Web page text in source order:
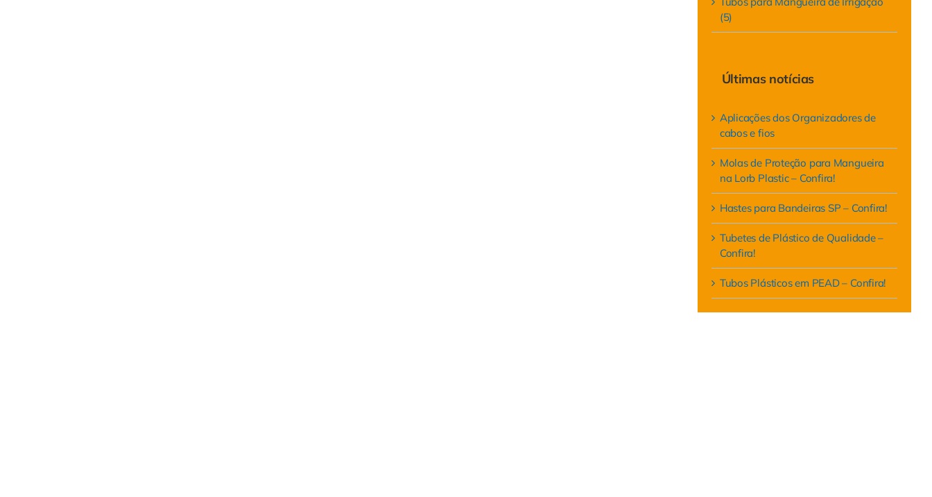
(5)
Últimas notícias
Aplicações dos Organizadores de
cabos e fios
Molas de Proteção para Mangueira
na Lorb Plastic – Confira!
Hastes para Bandeiras SP – Confira!
Tubetes de Plástico de Qualidade –
Confira!
Tubos Plásticos em PEAD – Confira!